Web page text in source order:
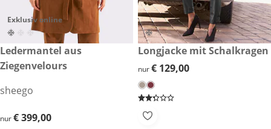
Exklusiv online
€ 399,00
Ledermantel aus
Ziegenvelours
sheego
€ 399,00
nur€ 399,00
€ 129,00
Longjacke mit Schalkragen
€ 129,00
nur€ 129,00